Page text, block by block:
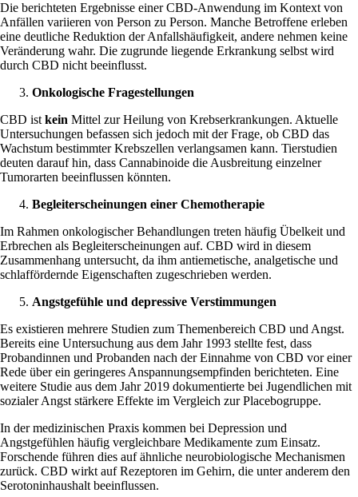
Die berichteten Ergebnisse einerCBD-Anwendung im Kontext von
Anfällen variieren von Person zu Person. Manche Betroffene erleben
eine deutliche Reduktion der Anfallshäufigkeit, andere nehmen keine
Veränderung wahr. Die zugrunde liegende Erkrankung selbst wird
durch CBD nicht beeinflusst.
Onkologische Fragestellungen
CBD ist kein Mittel zur Heilung von Krebserkrankungen. Aktuelle
Untersuchungen befassen sich jedoch mit der Frage, ob CBD das
Wachstum bestimmter Krebszellen verlangsamen kann. Tierstudien
deuten darauf hin, dass Cannabinoide die Ausbreitung einzelner
Tumorarten beeinflussen könnten.
Begleiterscheinungen einer Chemotherapie
Im Rahmen onkologischer Behandlungen treten häufig Übelkeit und
Erbrechen als Begleiterscheinungen auf. CBD wird in diesem
Zusammenhang untersucht, da ihm antiemetische, analgetische und
schlaffördernde Eigenschaften zugeschrieben werden.
Angstgefühle und depressive Verstimmungen
Es existieren mehrere Studien zum Themenbereich CBD und Angst.
Bereits eine Untersuchung aus dem Jahr 1993 stellte fest, dass
Probandinnen und Probanden nach der Einnahme von CBD vor einer
Rede über ein geringeres Anspannungsempfinden berichteten. Eine
weitere Studie aus dem Jahr 2019 dokumentierte bei Jugendlichen mit
sozialer Angst stärkere Effekte im Vergleich zur Placebogruppe.
In der medizinischen Praxis kommen bei Depression und
Angstgefühlen häufig vergleichbare Medikamente zum Einsatz.
Forschende führen dies auf ähnliche neurobiologische Mechanismen
zurück. CBD wirkt auf Rezeptoren im Gehirn, die unter anderem den
Serotoninhaushalt beeinflussen.